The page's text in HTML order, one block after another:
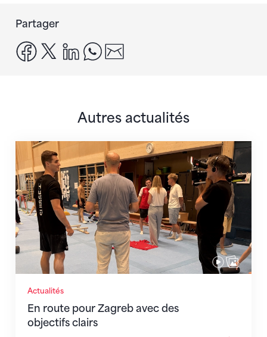
Partager
facebook
x linkedinwhatsapp
Autres actualités
Actualités
En route pour Zagreb avec des
objectifs clairs
En route pour Zagreb avec des objectifs clairs